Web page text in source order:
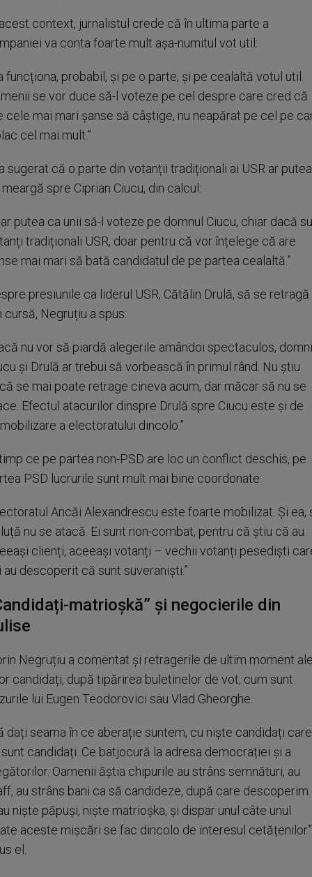
context, jurnalistul crede că în ultima parte a
va conta foarte mult așa-numitul vot util:
funcționa, probabil, și pe o parte, și pe cealaltă votul util.
se vor duce să-l voteze pe cel despre care cred că
cele mai mari șanse să câștige, nu neapărat pe cel pe
cel mai mult.”
sugerat că o parte din votanții tradiționali ai USR ar putea
spre Ciprian Ciucu, din calcul:
ar putea ca unii să-l voteze pe domnul Ciucu, chiar dacă
tradiționali USR, doar pentru că vor înțelege că are
mai mari să bată candidatul de pe partea cealaltă.”
presiunile ca liderul USR, Cătălin Drulă, să se retragă
cursă, Negruțiu a spus:
nu vor să piardă alegerile amândoi spectaculos,
și Drulă ar trebui să vorbească în primul rând. Nu știu
se mai poate retrage cineva acum, dar măcar să nu se
Efectul atacurilor dinspre Drulă spre Ciucu este și de
a electoratului dincolo.”
ce pe partea non-PSD are loc un conflict deschis, pe
PSD lucrurile sunt mult mai bine coordonate:
Ancăi Alexandrescu este foarte mobilizat. Și ea,
nu se atacă. Ei sunt non-combat, pentru că știu că au
clienți, aceeași votanți – vechii votanți pesediști
au descoperit că sunt suveraniști.”
matrioșkă” și negocierile din
Negruțiu a comentat și retragerile de ultim moment
candidați, după tipărirea buletinelor de vot, cum sunt
lui Eugen Teodorovici sau Vlad Gheorghe.
dați seama în ce aberație suntem, cu niște candidați care
sunt candidați. Ce batjocură la adresa democrației și a
Oamenii ăștia chipurile au strâns semnături, au
au strâns bani ca să candideze, după care descoperim
niște păpuși, niște matrioșka, și dispar unul câte unul.
aceste mișcări se fac dincolo de interesul
el.